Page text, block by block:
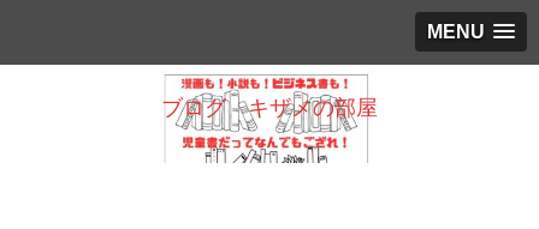
MENU
ブログ キザメの部屋